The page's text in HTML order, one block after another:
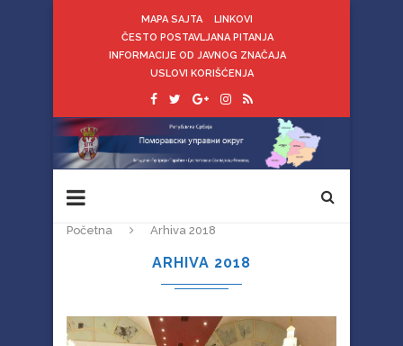
MAPA SAJTA
LINKOVI
ČESTO POSTAVLJANA PITANJA
INFORMACIJE OD JAVNOG ZNAČAJA
USLOVI KORIŠĆENJA
Početna Arhiva 2018
ARHIVA 2018